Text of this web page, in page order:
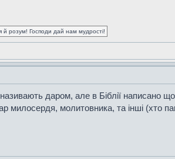
й розум! Господи дай нам мудрості!
даром, але в Біблії написано
милосердя, молитовника, та інші (хто